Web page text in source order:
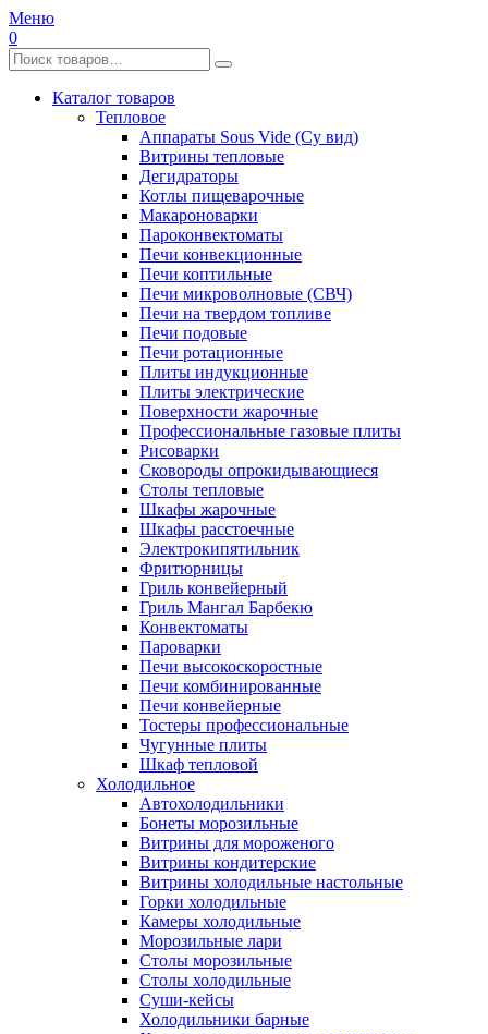
Меню
0
Каталог товаров
Тепловое
Аппараты Sous Vide (Су вид)
Витрины тепловые
Дегидраторы
Котлы пищеварочные
Макароноварки
Пароконвектоматы
Печи конвекционные
Печи коптильные
Печи микроволновые (СВЧ)
Печи на твердом топливе
Печи подовые
Печи ротационные
Плиты индукционные
Плиты электрические
Поверхности жарочные
Профессиональные газовые плиты
Рисоварки
Сковороды опрокидывающиеся
Столы тепловые
Шкафы жарочные
Шкафы расстоечные
Электрокипятильник
Фритюрницы
Гриль конвейерный
Гриль Мангал Барбекю
Конвектоматы
Пароварки
Печи высокоскоростные
Печи комбинированные
Печи конвейерные
Тостеры профессиональные
Чугунные плиты
Шкаф тепловой
Холодильное
Автохолодильники
Бонеты морозильные
Витрины для мороженого
Витрины кондитерские
Витрины холодильные настольные
Горки холодильные
Камеры холодильные
Морозильные лари
Столы морозильные
Столы холодильные
Суши-кейсы
Холодильники барные